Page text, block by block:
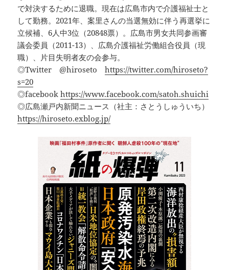
で対決するために退職。現在は広島市内で介護福祉士と
して勤務。2021年、案里さんの当選無効に伴う再選挙に
立候補、6人中3位（20848票）。広島市男女共同参画審
議会委員（2011-13）、広島介護福祉労働組合役員（現
職）、片目失明者友の会参与。
◎Twitter @hirosetohttps://twitter.com/hiroseto?
s=20
◎facebookhttps://www.facebook.com/satoh.shuichi
◎広島瀬戸内新聞ニュース（社主：さとうしゅういち）
https://hiroseto.exblog.jp/